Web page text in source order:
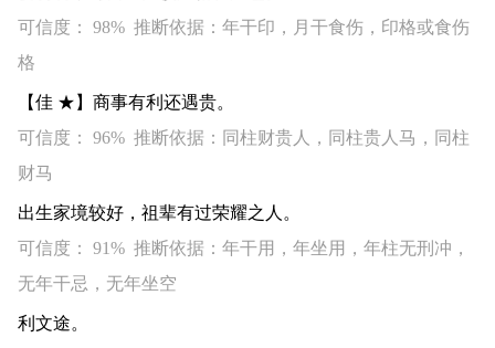
可信度： 98% 推断依据：年干印，月干食伤，印格或食伤
格
【佳 ★】商事有利还遇贵。
可信度： 96% 推断依据：同柱财贵人，同柱贵人马，同柱
财马
出生家境较好，祖辈有过荣耀之人。
可信度： 91% 推断依据：年干用，年坐用，年柱无刑冲，
无年干忌，无年坐空
利文途。